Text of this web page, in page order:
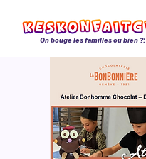
On bouge les familles ou bien ?!